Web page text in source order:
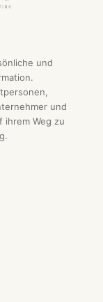
und
und
ihrem Weg zu